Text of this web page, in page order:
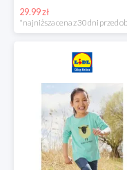
29.99 zł